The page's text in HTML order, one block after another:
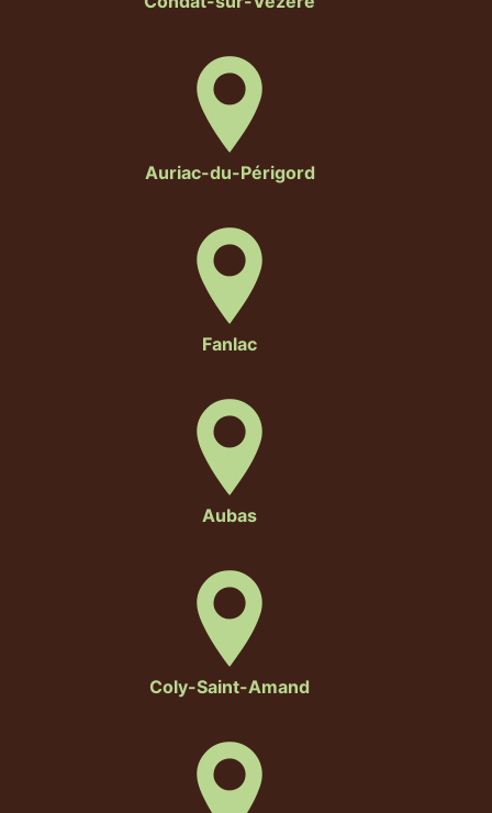
Auriac-du-Périgord
Fanlac
Aubas
Coly-Saint-Amand